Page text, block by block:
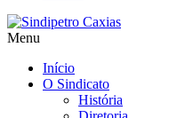
Menu
Início
O Sindicato
História